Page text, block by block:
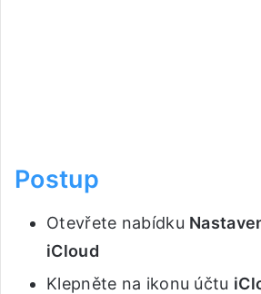
Postup
Otevřete nabídku
iCloud
Klepněte na ikonu účtu